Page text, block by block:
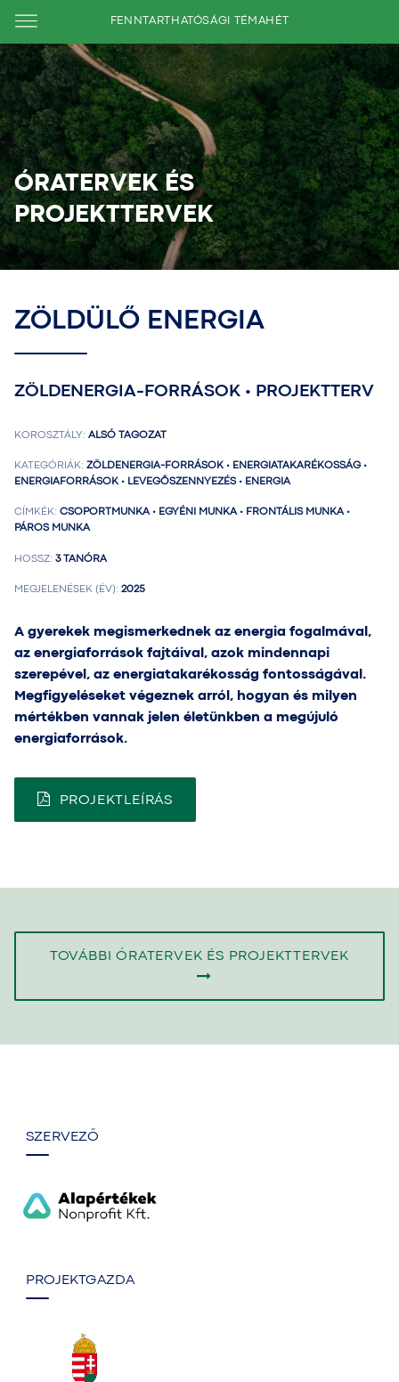
FENNTARTHATÓSÁGI TÉMAHÉT
ÓRATERVEK ÉS
PROJEKTTERVEK
ZÖLDÜLŐ ENERGIA
ZÖLDENERGIA-FORRÁSOK • PROJEKTTERV
KOROSZTÁLY: ALSÓ TAGOZAT
KATEGÓRIÁK: ZÖLDENERGIA-FORRÁSOK • ENERGIATAKARÉKOSSÁG •
ENERGIAFORRÁSOK • LEVEGŐSZENNYEZÉS • ENERGIA
CÍMKÉK: CSOPORTMUNKA • EGYÉNI MUNKA • FRONTÁLIS MUNKA •
PÁROS MUNKA
HOSSZ: 3 TANÓRA
MEGJELENÉSEK (ÉV): 2025
A gyerekek megismerkednek az energia fogalmával,
az energiaforrások fajtáival, azok mindennapi
szerepével, az energiatakarékosság fontosságával.
Megfigyeléseket végeznek arról, hogyan és milyen
mértékben vannak jelen életünkben a megújuló
energiaforrások.
PROJEKTLEÍRÁS
TOVÁBBI ÓRATERVEK ÉS PROJEKTTERVEK
SZERVEZŐ
PROJEKTGAZDA